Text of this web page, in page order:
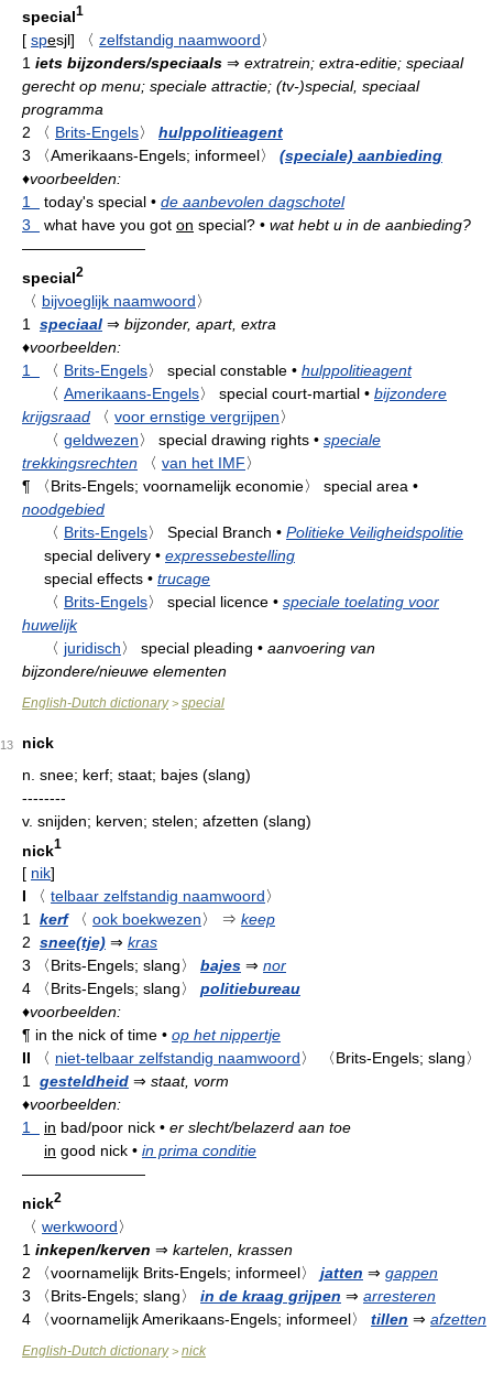
special1
[ spesjl] 〈 zelfstandig naamwoord〉
1 iets bijzonders/speciaals ⇒ extratrein; extra-editie; speciaal
gerecht op menu; speciale attractie; (tv-)special, speciaal
programma
2
〈 Brits-Engels〉
hulppolitieagent
3
〈Amerikaans-Engels; informeel〉
(speciale) aanbieding
♦voorbeelden:
1
today's special • de aanbevolen dagschotel
3
what have you got on special? • wat hebt u in de aanbieding?
————————
special2
〈 bijvoeglijk naamwoord〉
1
speciaal ⇒ bijzonder, apart, extra
♦voorbeelden:
1
〈 Brits-Engels〉 special constable • hulppolitieagent
〈 Amerikaans-Engels〉 special court-martial • bijzondere
krijgsraad
〈 voor ernstige vergrijpen〉
〈 geldwezen〉 special drawing rights • speciale
trekkingsrechten
〈 van het IMF〉
¶
〈Brits-Engels; voornamelijk economie〉 special area •
noodgebied
〈 Brits-Engels〉 Special Branch • Politieke Veiligheidspolitie
special delivery • expressebestelling
special effects • trucage
〈 Brits-Engels〉 special licence • speciale toelating voor
huwelijk
〈 juridisch〉 special pleading • aanvoering van
bijzondere/nieuwe elementen
English-Dutch dictionary> special
13
nick
n. snee; kerf; staat; bajes (slang)
--------
v. snijden; kerven; stelen; afzetten (slang)
nick1
[ nik]
I
〈 telbaar zelfstandig naamwoord〉
1 kerf 〈 ook boekwezen〉 ⇒ keep
2 snee(tje) ⇒ kras
3
〈Brits-Engels; slang〉 bajes ⇒ nor
4
〈Brits-Engels; slang〉
politiebureau
♦voorbeelden:
¶ in the nick of time • op het nippertje
II
〈 niet-telbaar zelfstandig naamwoord〉
〈Brits-Engels; slang〉
1 gesteldheid ⇒ staat, vorm
♦voorbeelden:
1
in bad/poor nick • er slecht/belazerd aan toe
in good nick • in prima conditie
————————
nick2
〈 werkwoord〉
1 inkepen/kerven ⇒ kartelen, krassen
2
〈voornamelijk Brits-Engels; informeel〉 jatten ⇒ gappen
3
〈Brits-Engels; slang〉 in de kraag grijpen ⇒ arresteren
4
〈voornamelijk Amerikaans-Engels; informeel〉 tillen ⇒ afzetten
English-Dutch dictionary> nick